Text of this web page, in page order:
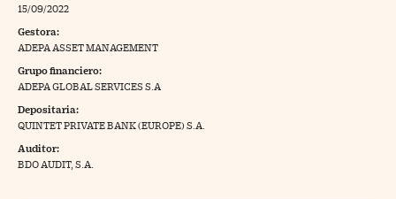
Pyme
Trading
a Cinco Días
15/09/2022
Gestora:
ADEPA ASSET MANAGEMENT
Grupo financiero:
ADEPA GLOBAL SERVICES S.A
Depositaria:
QUINTET PRIVATE BANK (EUROPE) S.A.
Auditor:
BDO AUDIT, S.A.